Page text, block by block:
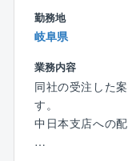
勤務地
岐阜県
業務内容
同社の受注した
す。
中日本支店への